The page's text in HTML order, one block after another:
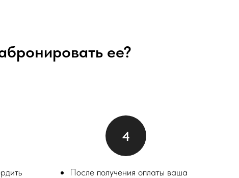
ее?
После получения оплаты ваша